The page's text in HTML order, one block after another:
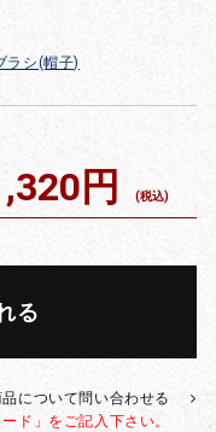
ラシ(帽子)
円 (税込)
る
品について問い合わせる
ド」をご記入下さい。